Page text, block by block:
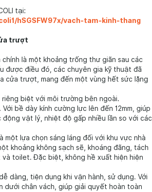
tại:
hSGSFW97x/vach-tam-kinh-thang
trượt
là một khoảng trống thư giãn sau các
được điều đó, các chuyên gia kỹ thuật đã
cửa trượt, mang đến một vùng hết sức lặng
biệt với môi trường bên ngoài.
bề dày kính cường lực lên đến 12mm, giúp
vật lý, nhiệt độ gấp nhiều lần so với các
một lựa chọn sáng láng đối với khu vực nhà
khoảng không sạch sẽ, khoáng đãng, tách
và toilet. Đặc biệt, không hề xuất hiện hiện
dàng, tiện dụng khi vận hành, sử dụng. Với
chân vách, giúp giải quyết hoàn toàn